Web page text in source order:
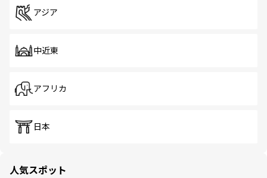
アジア
中近東
アフリカ
日本
人気スポット